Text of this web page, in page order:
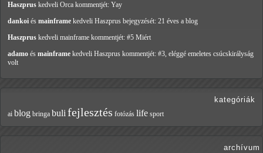
Haszprus kedveli Orca kommentjét: Yay
dankoi és mainframe kedveli Haszprus bejegyzését: 21 éves a blog
Haszprus kedveli mainframe kommentjét: #5 Miért
adamo és mainframe kedveli Haszprus kommentjét: #3, eléggé emeletes csúcskirályság
volt
kategóriák
ai blog bringa buli fejlesztés fotózás life sport
archívum